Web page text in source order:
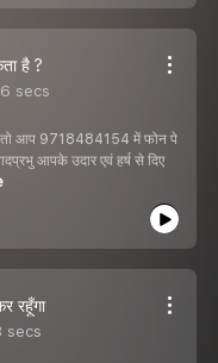
है ?
secs
तो आप 9718484154 में फोन पे
आपके उदार एवं हर्ष से दिए
रहूँगा
secs